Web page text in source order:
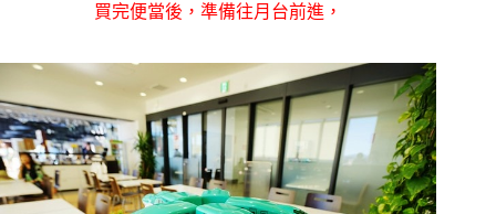
買完便當後，準備往月台前進，